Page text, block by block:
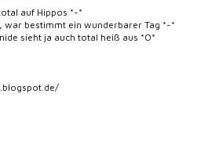
auf Hippos *-*
war bestimmt ein wunderbarer Tag *-*
sieht ja auch total heiß aus *O*